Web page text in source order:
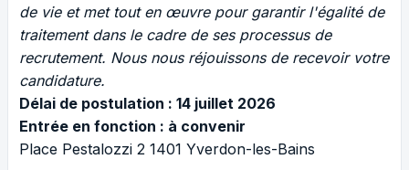
de vie et met tout en œuvre pour garantir l'égalité de
traitement dans le cadre de ses processus de
recrutement. Nous nous réjouissons de recevoir votre
candidature.
Délai de postulation : 14 juillet 2026
Entrée en fonction : à convenir
Place Pestalozzi 2 1401 Yverdon-les-Bains